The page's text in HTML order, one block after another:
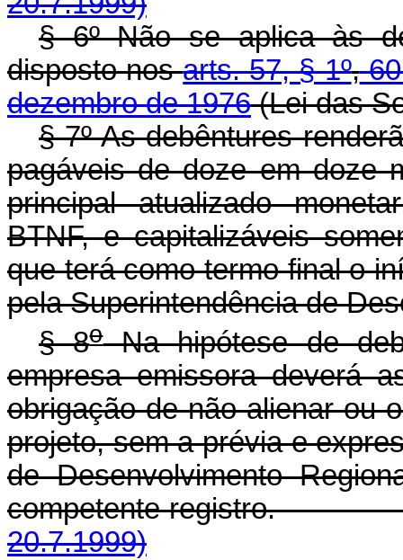
§ 6º Não se aplica às
disposto nosarts. 57, § 1º,
dezembro de 1976(Lei das
§ 7º As debêntures
pagáveis de doze em doze
principal atualizado
BTNF, e capitalizáveis
que terá como termo final o
pela Superintendência de
§ 8oNa hipótese de
empresa emissora deverá
obrigação de não alienar ou
projeto, sem a prévia e
de Desenvolvimento
competente
20.7.1999)